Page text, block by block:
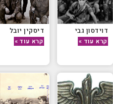
דוידסון גבי
קרא עוד »
דיסקין יובל
קרא עוד »